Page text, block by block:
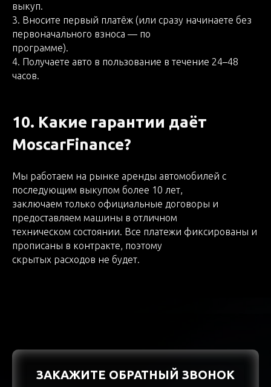
выкуп.
3. Вносите первый платёж (или сразу начинаете без
первоначального взноса — по
программе).
4. Получаете авто в пользование в течение 24–48
часов.
10. Какие гарантии даёт
MoscarFinance?
Мы работаем на рынке аренды автомобилей с
последующим выкупом более 10 лет,
заключаем только официальные договоры и
предоставляем машины в отличном
техническом состоянии. Все платежи фиксированы и
прописаны в контракте, поэтому
скрытых расходов не будет.
ЗАКАЖИТЕ ОБРАТНЫЙ ЗВОНОК